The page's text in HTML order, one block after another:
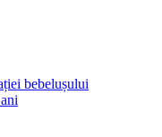
bebelușului